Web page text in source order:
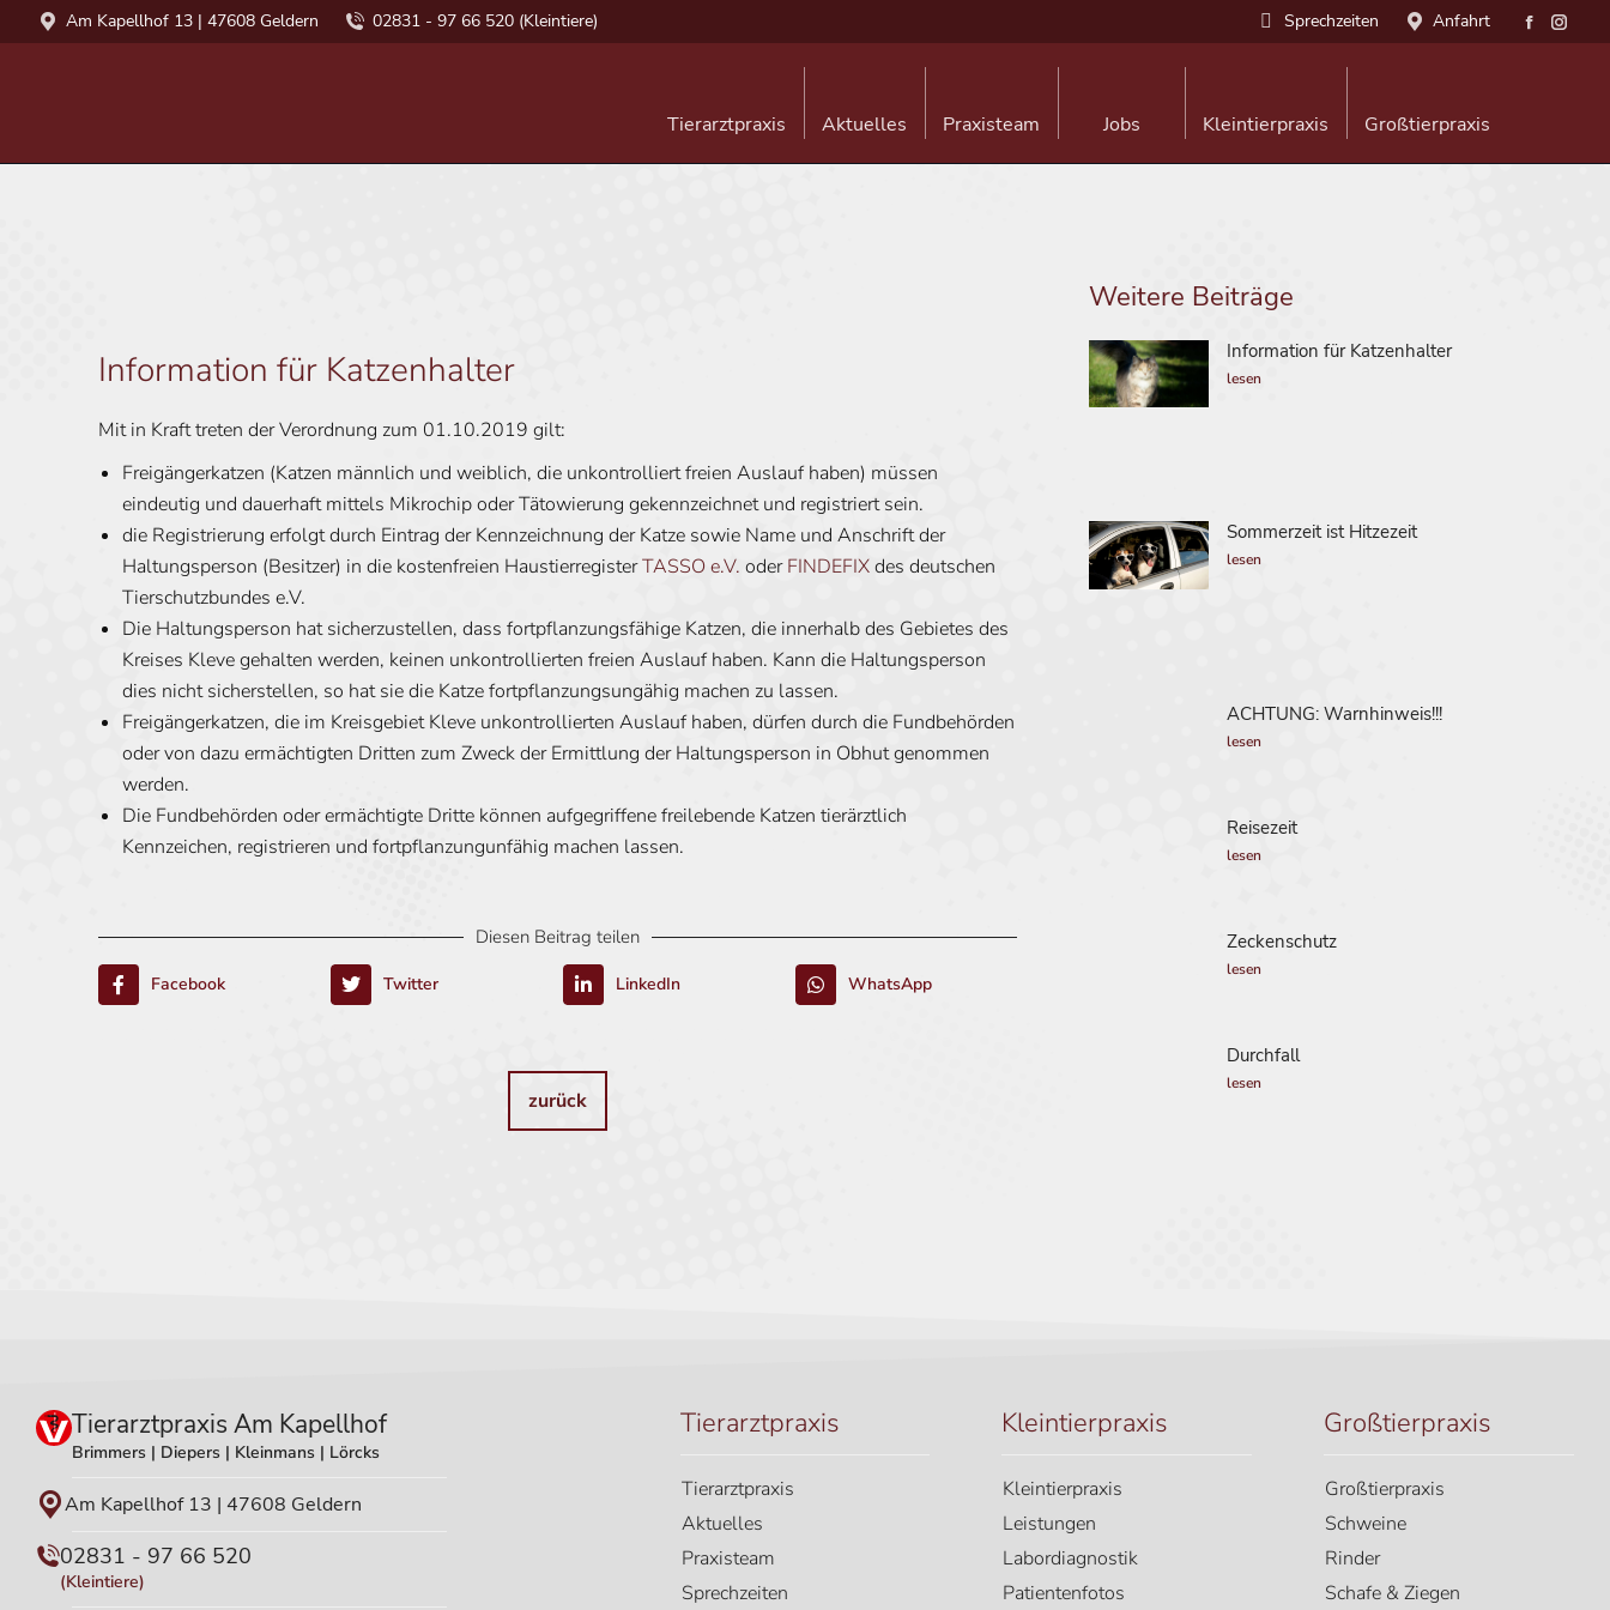
Am Kapellhof 13 | 47608 Geldern 02831 - 97 66 520 (Kleintiere) Sprechzeiten Anfahrt
Tierarztpraxis Aktuelles Praxisteam Jobs Kleintierpraxis Großtierpraxis
Information für Katzenhalter
Mit in Kraft treten der Verordnung zum 01.10.2019 gilt:
Freigängerkatzen (Katzen männlich und weiblich, die unkontrolliert freien Auslauf haben) müssen
eindeutig und dauerhaft mittels Mikrochip oder Tätowierung gekennzeichnet und registriert sein.
die Registrierung erfolgt durch Eintrag der Kennzeichnung der Katze sowie Name und Anschrift der
Haltungsperson (Besitzer) in die kostenfreien HaustierregisterTASSO e.V. oderFINDEFIXdes deutschen
Tierschutzbundes e.V.
Die Haltungsperson hat sicherzustellen, dass fortpflanzungsfähige Katzen, die innerhalb des Gebietes des
Kreises Kleve gehalten werden, keinen unkontrollierten freien Auslauf haben. Kann die Haltungsperson
dies nicht sicherstellen, so hat sie die Katze fortpflanzungsungähig machen zu lassen.
Freigängerkatzen, die im Kreisgebiet Kleve unkontrollierten Auslauf haben, dürfen durch die Fundbehörden
oder von dazu ermächtigten Dritten zum Zweck der Ermittlung der Haltungsperson in Obhut genommen
werden.
Die Fundbehörden oder ermächtigte Dritte können aufgegriffene freilebende Katzen tierärztlich
Kennzeichen, registrieren und fortpflanzungunfähig machen lassen.
Diesen Beitrag teilen
Facebook Twitter LinkedIn WhatsApp
zurück
Weitere Beiträge
Information für Katzenhalter
lesen
Sommerzeit ist Hitzezeit
lesen
ACHTUNG: Warnhinweis!!!
lesen
Reisezeit
lesen
Zeckenschutz
lesen
Durchfall
lesen
Tierarztpraxis Am Kapellhof
Brimmers | Diepers | Kleinmans | Lörcks
Am Kapellhof 13 | 47608 Geldern
02831 - 97 66 520
(Kleintiere)
Tierarztpraxis
Tierarztpraxis
Aktuelles
Praxisteam
Sprechzeiten
Kleintierpraxis
Kleintierpraxis
Leistungen
Labordiagnostik
Patientenfotos
Großtierpraxis
Großtierpraxis
Schweine
Rinder
Schafe & Ziegen